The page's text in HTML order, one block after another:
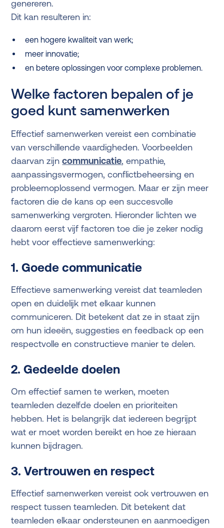
genereren.
Dit kan resulteren in:
een hogere kwaliteit van werk;
meer innovatie;
en betere oplossingen voor complexe problemen.
Welke factoren bepalen of je
goed kunt samenwerken
Effectief samenwerken vereist een combinatie
van verschillende vaardigheden. Voorbeelden
daarvan zijncommunicatie, empathie,
aanpassingsvermogen, conflictbeheersing en
probleemoplossend vermogen. Maar er zijn meer
factoren die de kans op een succesvolle
samenwerking vergroten. Hieronder lichten we
daarom eerst vijf factoren toe die je zeker nodig
hebt voor effectieve samenwerking:
1. Goede communicatie
Effectieve samenwerking vereist dat teamleden
open en duidelijk met elkaar kunnen
communiceren. Dit betekent dat ze in staat zijn
om hun ideeën, suggesties en feedback op een
respectvolle en constructieve manier te delen.
2. Gedeelde doelen
Om effectief samen te werken, moeten
teamleden dezelfde doelen en prioriteiten
hebben. Het is belangrijk dat iedereen begrijpt
wat er moet worden bereikt en hoe ze hieraan
kunnen bijdragen.
3. Vertrouwen en respect
Effectief samenwerken vereist ook vertrouwen en
respect tussen teamleden. Dit betekent dat
teamleden elkaar ondersteunen en aanmoedigen